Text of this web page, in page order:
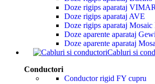
Doze rigips aparataj VIMAR
Doze rigips aparataj AVE
Doze rigips aparataj Mosaic
Doze aparente aparataj
Doze aparente aparataj
Cabluri si
Conductori
Conductor rigid FY cupru